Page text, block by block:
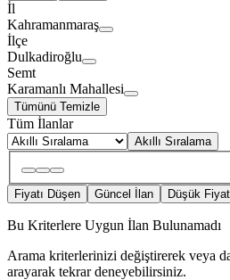
İl
Kahramanmaraş
İlçe
Dulkadiroğlu
Semt
Karamanlı Mahallesi
Tümünü Temizle
Tüm İlanlar
Akıllı Sıralama
Fiyatı Düşen Güncel İlan Düşük Fiyat
Bu Kriterlere Uygun İlan Bulunamadı
Arama kriterlerinizi değiştirerek veya
arayarak tekrar deneyebilirsiniz.